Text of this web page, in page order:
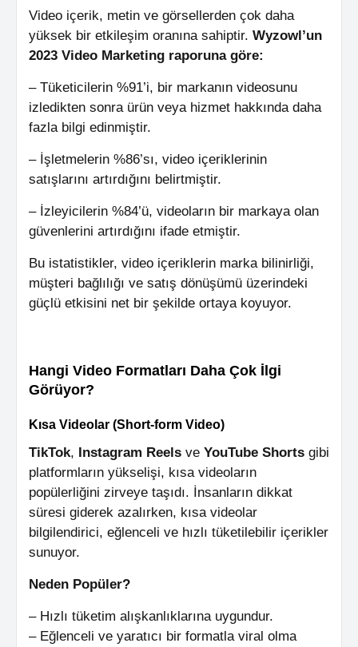
Video içerik, metin ve görsellerden çok daha
yüksek bir etkileşim oranına sahiptir. Wyzowl’un
2023 Video Marketing raporuna göre:
– Tüketicilerin %91’i, bir markanın videosunu
izledikten sonra ürün veya hizmet hakkında daha
fazla bilgi edinmiştir.
– İşletmelerin %86’sı, video içeriklerinin
satışlarını artırdığını belirtmiştir.
– İzleyicilerin %84’ü, videoların bir markaya olan
güvenlerini artırdığını ifade etmiştir.
Bu istatistikler, video içeriklerin marka bilinirliği,
müşteri bağlılığı ve satış dönüşümü üzerindeki
güçlü etkisini net bir şekilde ortaya koyuyor.
Hangi Video Formatları Daha Çok İlgi
Görüyor?
Kısa Videolar (Short-form Video)
TikTok, Instagram Reels ve YouTube Shorts gibi
platformların yükselişi, kısa videoların
popülerliğini zirveye taşıdı. İnsanların dikkat
süresi giderek azalırken, kısa videolar
bilgilendirici, eğlenceli ve hızlı tüketilebilir içerikler
sunuyor.
Neden Popüler?
– Hızlı tüketim alışkanlıklarına uygundur.
– Eğlenceli ve yaratıcı bir formatla viral olma